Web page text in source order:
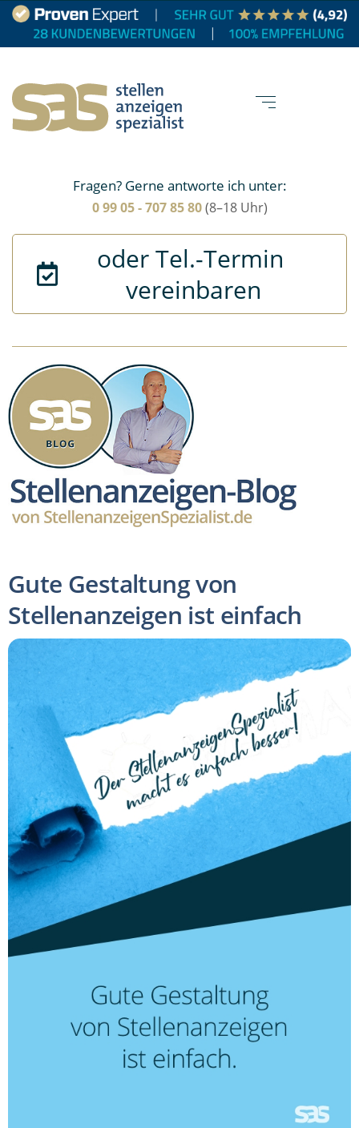
Fragen? Gerne antworte ich unter:
0 99 05 - 707 85 80 (8–18 Uhr)
oder Tel.-Termin
vereinbaren
Gute Gestaltung von
Stellenanzeigen ist einfach